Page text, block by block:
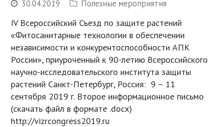
30.04.2019 Полезные мероприятия
IV Всероссийский Съезд по защите растений
«Фитосанитарные технологии в обеспечении
независимости и конкурентоспособности АПК
России», приуроченный к 90-летию Всероссийского
научно-исследовательского института защиты
растений Санкт-Петербург, Россия: 9 – 11
сентября 2019 г. Второе информационное письмо
(скачать файл в формате .docx)
http://vizrcongress2019.ru